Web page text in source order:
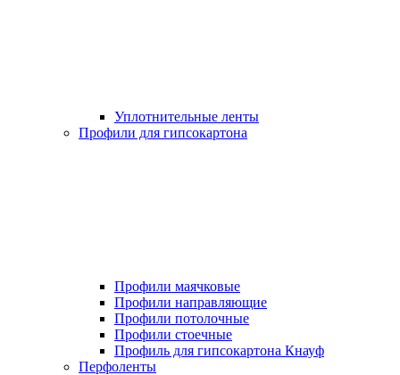
Уплотнительные ленты
Профили для гипсокартона
Профили маячковые
Профили направляющие
Профили потолочные
Профили стоечные
Профиль для гипсокартона Кнауф
Перфоленты